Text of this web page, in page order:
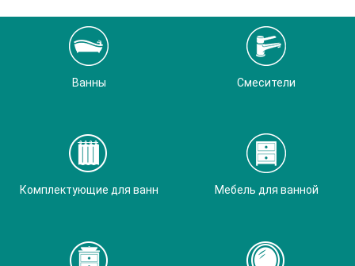
Ванны Смесители
Комплектующие для ванн Мебель для ванной